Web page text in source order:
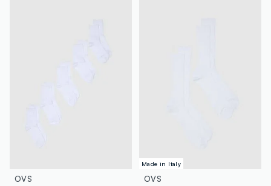
OVS
Made in Italy
OVS